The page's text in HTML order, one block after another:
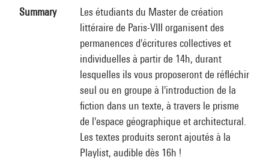
Summary
Les étudiants du Master de création
littéraire de Paris-VIII organisent des
permanences d'écritures collectives et
individuelles à partir de 14h, durant
lesquelles ils vous proposeront de réfléchir
seul ou en groupe à l'introduction de la
fiction dans un texte, à travers le prisme
de l'espace géographique et architectural.
Les textes produits seront ajoutés à la
Playlist, audible dès 16h !